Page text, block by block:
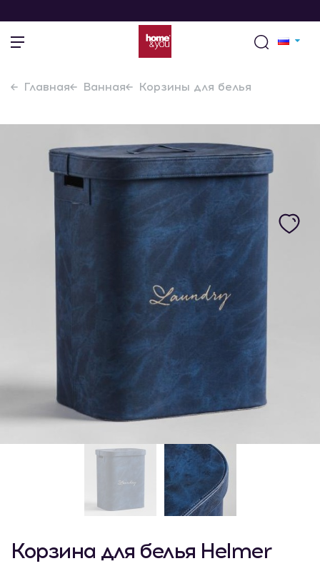
Главная Ванная Корзины для белья
Корзина для белья Helmer